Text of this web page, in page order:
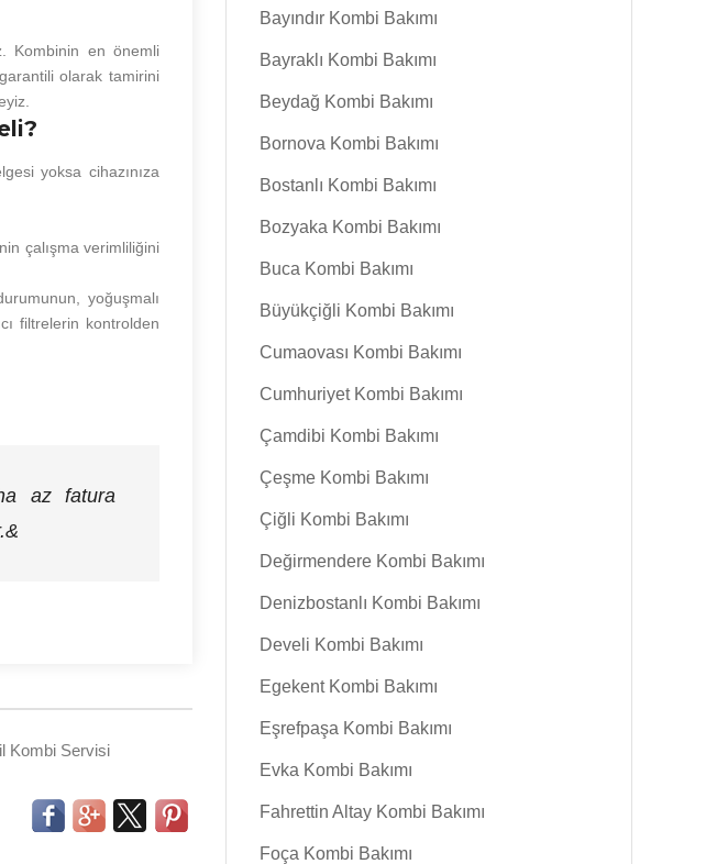
Kombinin en önemli
olarak tamirini
yoksa cihazınıza
çalışma verimliliğini
yoğuşmalı
filtrelerin kontrolden
az fatura
Kombi Servisi
Bayındır Kombi Bakımı
Bayraklı Kombi Bakımı
Beydağ Kombi Bakımı
Bornova Kombi Bakımı
Bostanlı Kombi Bakımı
Bozyaka Kombi Bakımı
Buca Kombi Bakımı
Büyükçiğli Kombi Bakımı
Cumaovası Kombi Bakımı
Cumhuriyet Kombi Bakımı
Çamdibi Kombi Bakımı
Çeşme Kombi Bakımı
Çiğli Kombi Bakımı
Değirmendere Kombi Bakımı
Denizbostanlı Kombi Bakımı
Develi Kombi Bakımı
Egekent Kombi Bakımı
Eşrefpaşa Kombi Bakımı
Evka Kombi Bakımı
Fahrettin Altay Kombi Bakımı
Foça Kombi Bakımı